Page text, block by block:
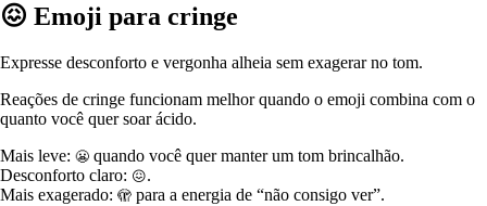
😖 Emoji para cringe
Expresse desconforto e vergonha alheia sem exagerar no tom.
Reações de cringe funcionam melhor quando o emoji combina com o
quanto você quer soar ácido.
Mais leve: 😬 quando você quer manter um tom brincalhão.
Desconforto claro: 😖.
Mais exagerado: 🫣 para a energia de “não consigo ver”.